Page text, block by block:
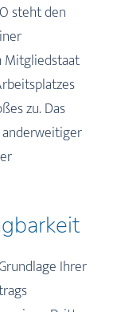
steht den
Mitgliedstaat
zu. Das
Ihrer